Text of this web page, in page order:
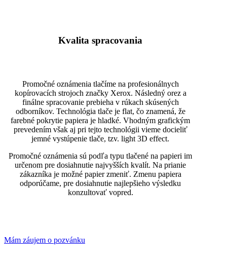
Kvalita spracovania
Promočné oznámenia tlačíme na profesionálnych
kopírovacích strojoch značky Xerox. Následný orez a
finálne spracovanie prebieha v rúkach skúsených
odborníkov. Technológia tlače je flat, čo znamená, že
farebné pokrytie papiera je hladké. Vhodným grafickým
prevedením však aj pri tejto technológii vieme docieliť
jemné vystúpenie tlače, tzv. light 3D effect.
Promočné oznámenia sú podľa typu tlačené na papieri im
určenom pre dosiahnutie najvyšších kvalít. Na prianie
zákazníka je možné papier zmeniť. Zmenu papiera
odporúčame, pre dosiahnutie najlepšieho výsledku
konzultovať vopred.
Mám záujem o pozvánku